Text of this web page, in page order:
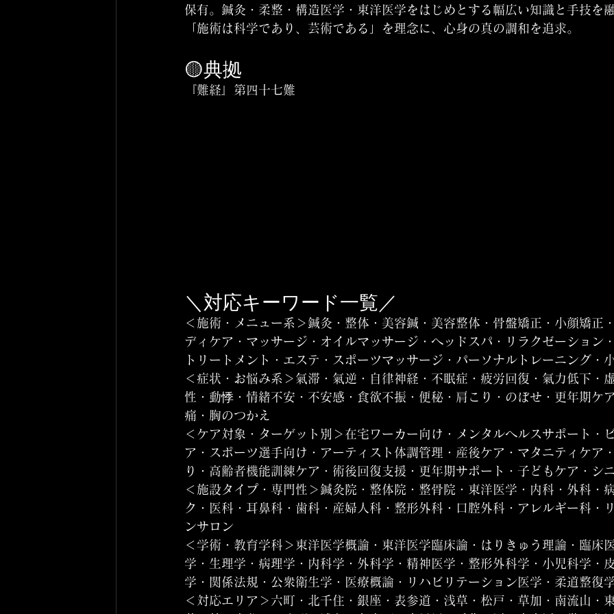
保有。鍼灸・柔整・構造医学・東洋医学をはじめとする幅広い知識と手技を
「施術は科学であり、芸術である」を理念に、心身の真の調和を追求。
🟡典拠
『難経』第四十七難
＼対応キーワード一覧／
＜施術・メニュー系＞鍼灸・整体・美容鍼・美容整体・骨盤矯正・小顔矯正
ディケア・マッサージ・オイルマッサージ・ヘッドスパ・リラクゼーション
トリートメント・エステ・スポーツマッサージ・パーソナルトレーニング・
＜症状・お悩み系＞氣滞・氣逆・自律神経・不眠症・疲労回復・氣力低下・
性・動悸・情緒不安・不安感・食欲不振・便秘・肩こり・のぼせ・更年期ケ
痛・胸のつかえ
＜ケア対象・ターゲット別＞在宅ワーカー向け・メンタルヘルスサポート・
ア・スポーツ選手向け・アーティスト体調管理・産後ケア・マタニティケア
り・高齢者機能訓練ケア・術後回復支援・更年期サポート・子どもケア・シ
＜施設タイプ・専門性＞鍼灸院・整体院・整骨院・東洋医学・内科・外科・
ク・医科・耳鼻科・歯科・産婦人科・整形外科・口腔外科・アレルギー科・
ンサロン
＜学術・教育学科＞東洋医学概論・東洋医学臨床論・はりきゅう理論・臨床
学・生理学・病理学・内科学・外科学・精神医学・整形外科学・小児科学・
学・関係法規・公衆衛生学・医療概論・リハビリテーション医学・柔道整復
＜対応エリア＞六町・北千住・銀座・表参道・浅草・松戸・草加・南流山・